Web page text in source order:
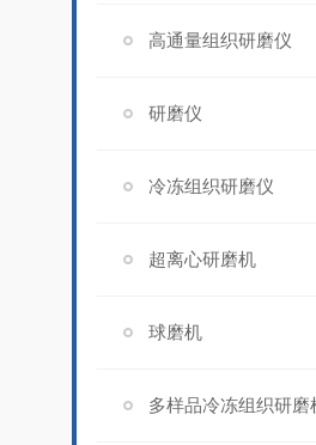
高通量组织研磨仪
研磨仪
冷冻组织研磨仪
超离心研磨机
球磨机
多样品冷冻组织研磨